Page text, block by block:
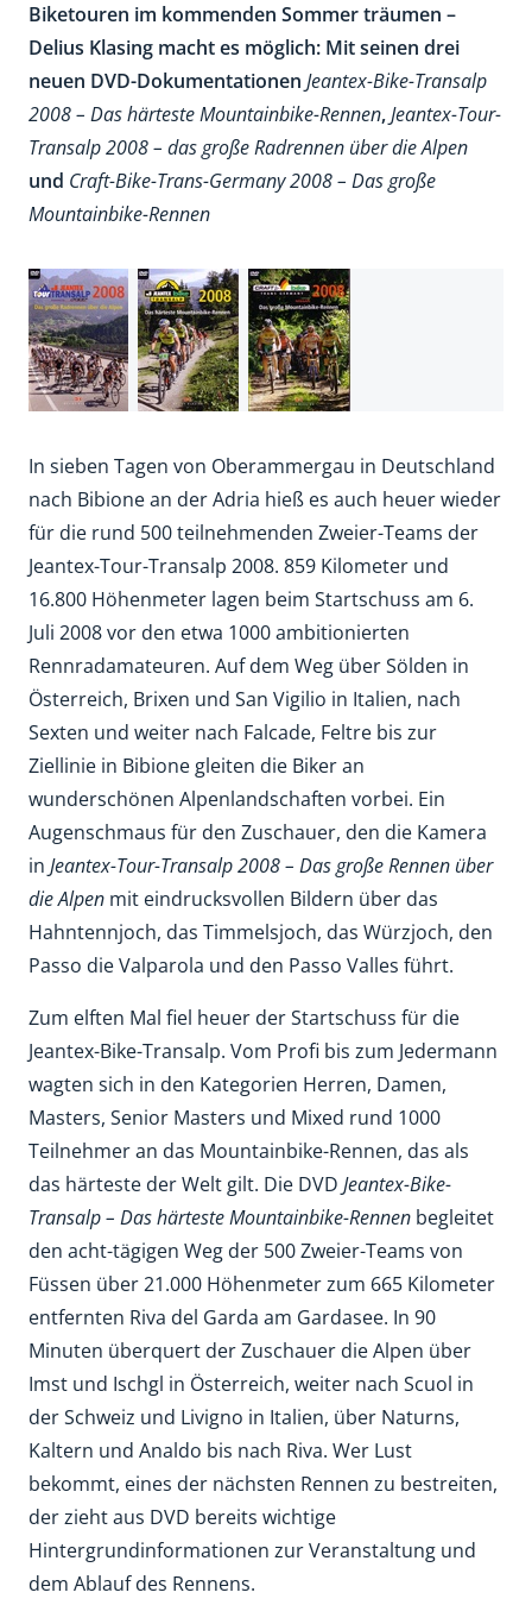
Biketouren im kommenden Sommer träumen –
Delius Klasing macht es möglich: Mit seinen drei
neuen DVD-Dokumentationen Jeantex-Bike-Transalp
2008 – Das härteste Mountainbike-Rennen,Jeantex-Tour-
Transalp 2008 – das große Radrennen über die Alpen
und Craft-Bike-Trans-Germany 2008 – Das große
Mountainbike-Rennen
In sieben Tagen von Oberammergau in Deutschland
nach Bibione an der Adria hieß es auch heuer wieder
für die rund 500 teilnehmenden Zweier-Teams der
Jeantex-Tour-Transalp 2008. 859 Kilometer und
16.800 Höhenmeter lagen beim Startschuss am 6.
Juli 2008 vor den etwa 1000 ambitionierten
Rennradamateuren. Auf dem Weg über Sölden in
Österreich, Brixen und San Vigilio in Italien, nach
Sexten und weiter nach Falcade, Feltre bis zur
Ziellinie in Bibione gleiten die Biker an
wunderschönen Alpenlandschaften vorbei. Ein
Augenschmaus für den Zuschauer, den die Kamera
in Jeantex-Tour-Transalp 2008 – Das große Rennen über
die Alpen mit eindrucksvollen Bildern über das
Hahntennjoch, das Timmelsjoch, das Würzjoch, den
Passo die Valparola und den Passo Valles führt.
Zum elften Mal fiel heuer der Startschuss für die
Jeantex-Bike-Transalp. Vom Profi bis zum Jedermann
wagten sich in den Kategorien Herren, Damen,
Masters, Senior Masters und Mixed rund 1000
Teilnehmer an das Mountainbike-Rennen, das als
das härteste der Welt gilt. Die DVD Jeantex-Bike-
Transalp – Das härteste Mountainbike-Rennen begleitet
den acht-tägigen Weg der 500 Zweier-Teams von
Füssen über 21.000 Höhenmeter zum 665 Kilometer
entfernten Riva del Garda am Gardasee. In 90
Minuten überquert der Zuschauer die Alpen über
Imst und Ischgl in Österreich, weiter nach Scuol in
der Schweiz und Livigno in Italien, über Naturns,
Kaltern und Analdo bis nach Riva. Wer Lust
bekommt, eines der nächsten Rennen zu bestreiten,
der zieht aus DVD bereits wichtige
Hintergrundinformationen zur Veranstaltung und
dem Ablauf des Rennens.